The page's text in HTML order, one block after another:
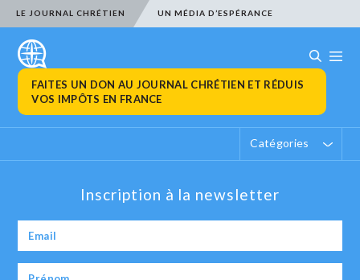
LE JOURNAL CHRÉTIEN UN MÉDIA D’ESPÉRANCE
FAITES UN DON AU JOURNAL CHRÉTIEN ET RÉDUIS
VOS IMPÔTS EN FRANCE
Catégories
Inscription à la newsletter